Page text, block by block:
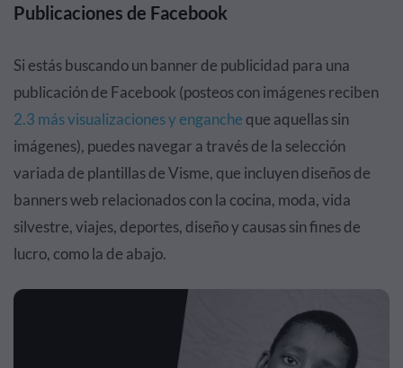
Publicaciones de Facebook
Si estás buscando un banner de publicidad para una
publicación de Facebook (posteos con imágenes reciben
2.3 más visualizaciones y enganche que aquellas sin
imágenes), puedes navegar a través de la selección
variada de plantillas de Visme, que incluyen diseños de
banners web relacionados con la cocina, moda, vida
silvestre, viajes, deportes, diseño y causas sin fines de
lucro, como la de abajo.